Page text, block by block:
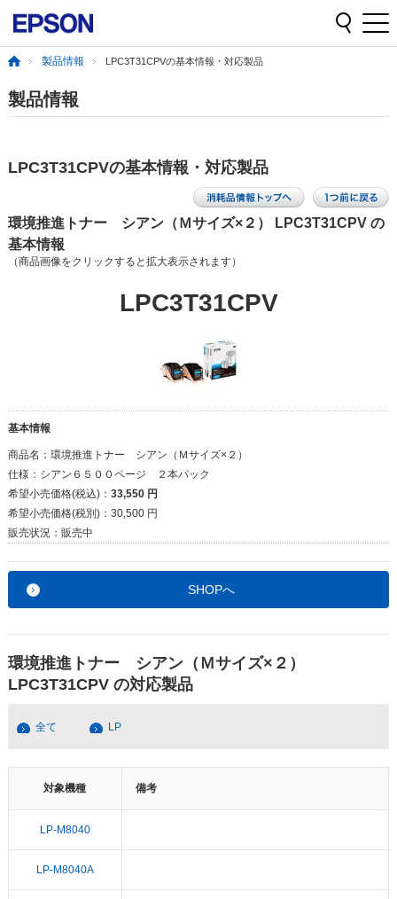
製品情報 LPC3T31CPVの基本情報・対応製品
製品情報
LPC3T31CPVの基本情報・対応製品
環境推進トナー シアン（Ｍサイズ×２） LPC3T31CPV の
基本情報
（商品画像をクリックすると拡大表示されます）
LPC3T31CPV
基本情報
商品名： 環境推進トナー シアン（Ｍサイズ×２）
仕様： シアン６５００ページ ２本パック
希望小売価格(税込)： 33,550 円
希望小売価格(税別)： 30,500 円
販売状況： 販売中
SHOPへ
環境推進トナー シアン（Ｍサイズ×２）
LPC3T31CPV の対応製品
全て LP
対象機種 備考
LP-M8040
LP-M8040A